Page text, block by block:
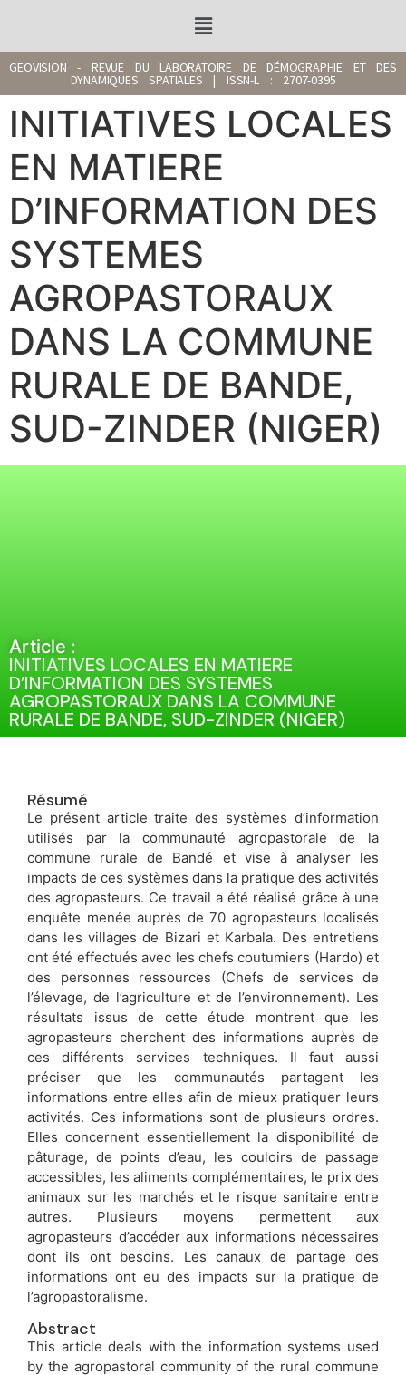
GEOVISION - REVUE DU LABORATOIRE DE DÉMOGRAPHIE ET DES
DYNAMIQUES SPATIALES | ISSN-L : 2707-0395
INITIATIVES LOCALES
EN MATIERE
D’INFORMATION DES
SYSTEMES
AGROPASTORAUX
DANS LA COMMUNE
RURALE DE BANDE,
SUD-ZINDER (NIGER)
Article :
INITIATIVES LOCALES EN MATIERE
D’INFORMATION DES SYSTEMES
AGROPASTORAUX DANS LA COMMUNE
RURALE DE BANDE, SUD-ZINDER (NIGER)
Résumé
Le présent article traite des systèmes d’information
utilisés par la communauté agropastorale de la
commune rurale de Bandé et vise à analyser les
impacts de ces systèmes dans la pratique des activités
des agropasteurs. Ce travail a été réalisé grâce à une
enquête menée auprès de 70 agropasteurs localisés
dans les villages de Bizari et Karbala. Des entretiens
ont été effectués avec les chefs coutumiers (Hardo) et
des personnes ressources (Chefs de services de
l’élevage, de l’agriculture et de l’environnement). Les
résultats issus de cette étude montrent que les
agropasteurs cherchent des informations auprès de
ces différents services techniques. Il faut aussi
préciser que les communautés partagent les
informations entre elles afin de mieux pratiquer leurs
activités. Ces informations sont de plusieurs ordres.
Elles concernent essentiellement la disponibilité de
pâturage, de points d’eau, les couloirs de passage
accessibles, les aliments complémentaires, le prix des
animaux sur les marchés et le risque sanitaire entre
autres. Plusieurs moyens permettent aux
agropasteurs d’accéder aux informations nécessaires
dont ils ont besoins. Les canaux de partage des
informations ont eu des impacts sur la pratique de
l’agropastoralisme.
Abstract
This article deals with the information systems used
by the agropastoral community of the rural commune